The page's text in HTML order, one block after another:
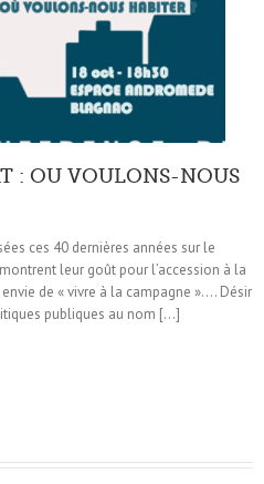
: OU VOULONS-NOUS
ces 40 dernières années sur le
leur goût pour l’accession à la
de « vivre à la campagne »…. Désir
publiques au nom […]